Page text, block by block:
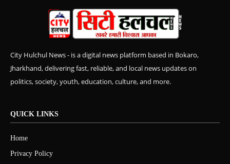
City Hulchul News - is a digital news platform based in Bokaro,
Jharkhand, delivering fast, reliable, and local news updates on
politics, society, youth, education, culture, and more.
QUICK LINKS
Home
Privacy Policy